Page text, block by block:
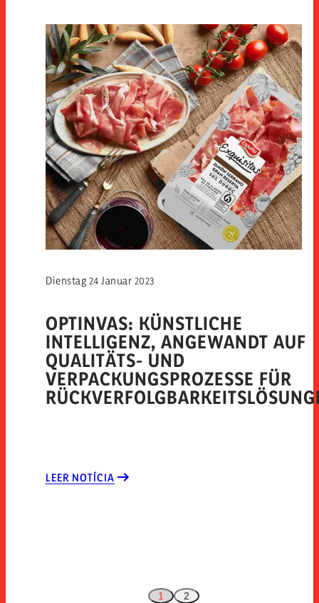
OPTINVAS: KÜNSTLICHE
INTELLIGENZ, ANGEWANDT AUF
QUALITÄTS- UND
VERPACKUNGSPROZESSE FÜR
Dienstag 24 Januar 2023
LEER NOTÍCIA
1 2